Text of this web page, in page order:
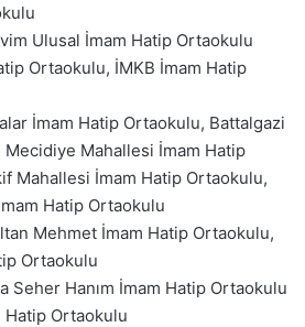
Ulusal İmam Hatip Ortaokulu
Ortaokulu, İMKB İmam Hatip
İmam Hatip Ortaokulu, Battalgazi
Mahallesi İmam Hatip
Mahallesi İmam Hatip Ortaokulu,
Hatip Ortaokulu
Mehmet İmam Hatip Ortaokulu,
Ortaokulu
Seher Hanım İmam Hatip Ortaokulu
Hatip Ortaokulu